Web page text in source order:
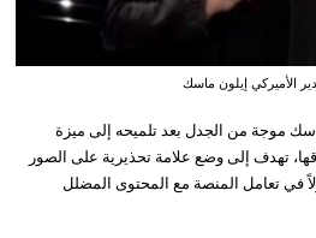
الأميركي إيلون ماسك
ماسك موجة من الجدل بعد تلميحه إلى ميزة
تهدف إلى وضع علامة تحذيرية على الصور
في تعامل المنصة مع المحتوى المضلل